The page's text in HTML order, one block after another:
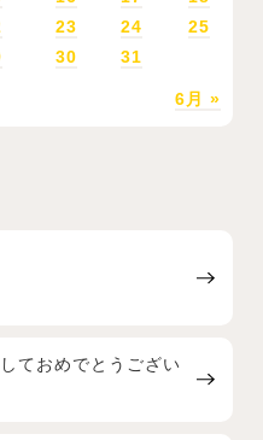
6月 »
23 24
25
30 31
ておめでとうござい